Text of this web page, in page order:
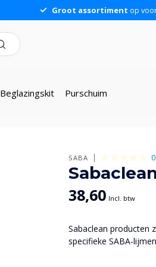
Groot assortiment op
Beglazingskit Purschuim
SABA
38,60 Incl. btw
Sabaclean producten
specifieke SABA-